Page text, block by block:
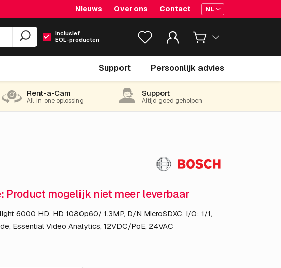
Nieuws Over ons Contact NL
Inclusief
EOL-producten
Support Persoonlijk advies
€ 1,043.39
Rent-a-Cam
All-in-one oplossing
Support
Altijd goed geholpen
Product mogelijk niet meer leverbaar
6000 HD, HD 1080p60/ 1.3MP, D/N MicroSDXC, I/O: 1/1,
Essential Video Analytics, 12VDC/PoE, 24VAC